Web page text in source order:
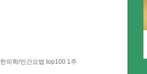
한의학/민간요법 top100 1주